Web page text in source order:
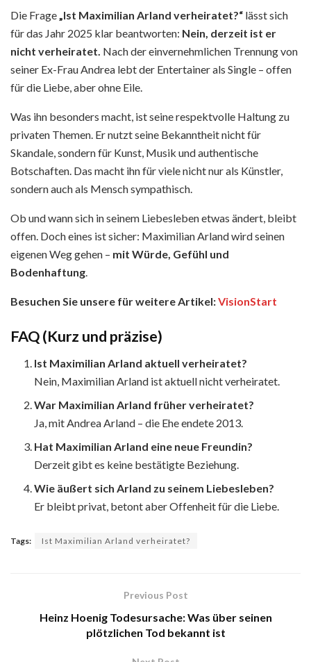
Die Frage„Ist Maximilian Arland verheiratet?“ lässt sich
für das Jahr 2025 klar beantworten: Nein, derzeit ist er
nicht verheiratet. Nach der einvernehmlichen Trennung von
seiner Ex-Frau Andrea lebt der Entertainer als Single – offen
für die Liebe, aber ohne Eile.
Was ihn besonders macht, ist seine respektvolle Haltung zu
privaten Themen. Er nutzt seine Bekanntheit nicht für
Skandale, sondern für Kunst, Musik und authentische
Botschaften. Das macht ihn für viele nicht nur als Künstler,
sondern auch als Mensch sympathisch.
Ob und wann sich in seinem Liebesleben etwas ändert, bleibt
offen. Doch eines ist sicher: Maximilian Arland wird seinen
eigenen Weg gehen – mit Würde, Gefühl und
Bodenhaftung.
Besuchen Sie unsere für weitere Artikel:VisionStart
FAQ (Kurz und präzise)
Ist Maximilian Arland aktuell verheiratet?
Nein, Maximilian Arland ist aktuell nicht verheiratet.
War Maximilian Arland früher verheiratet?
Ja, mit Andrea Arland – die Ehe endete 2013.
Hat Maximilian Arland eine neue Freundin?
Derzeit gibt es keine bestätigte Beziehung.
Wie äußert sich Arland zu seinem Liebesleben?
Er bleibt privat, betont aber Offenheit für die Liebe.
Tags: Ist Maximilian Arland verheiratet?
Previous Post
Heinz Hoenig Todesursache: Was über seinen
plötzlichen Tod bekannt ist